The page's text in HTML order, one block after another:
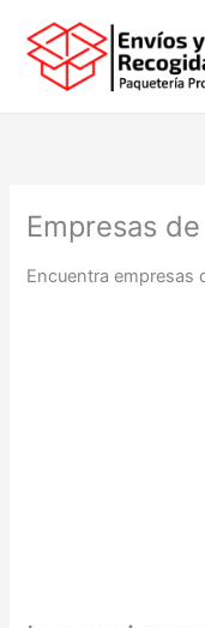
contenido
Empresas
Encuentra empresas